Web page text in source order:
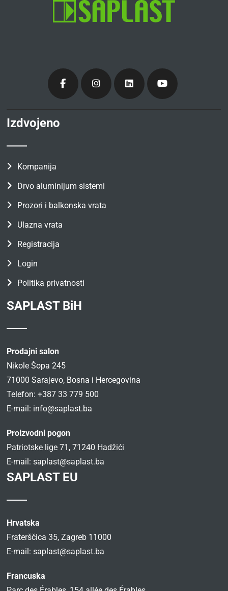
Izdvojeno
Kompanija
Drvo aluminijum sistemi
Prozori i balkonska vrata
Ulazna vrata
Registracija
Login
Politika privatnosti
SAPLAST BiH
Prodajni salon
Nikole Šopa 245
71000 Sarajevo, Bosna i Hercegovina
Telefon: +387 33 779 500
E-mail: info@saplast.ba
Proizvodni pogon
Patriotske lige 71, 71240 Hadžići
E-mail:saplast@saplast.ba
SAPLAST EU
Hrvatska
Fraterščica 35, Zagreb 11000
E-mail:saplast@saplast.ba
Francuska